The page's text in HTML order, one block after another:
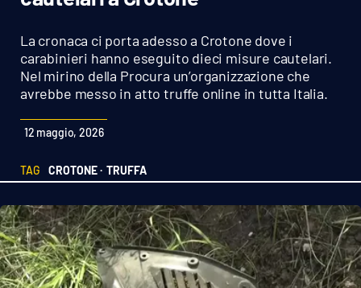
Sport
Cultura
Podcast
Meteo
Editoriali
VIDEO
La cronaca ci porta adesso a Crotone dove i
carabinieri hanno eseguito dieci misure cautelari.
Nel mirino della Procura un’organizzazione che
avrebbe messo in atto truffe online in tutta Italia.
12 maggio, 2026
TAG CROTONE · TRUFFA